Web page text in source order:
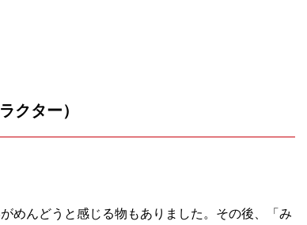
クター）
めんどうと感じる物もありました。その後、「み